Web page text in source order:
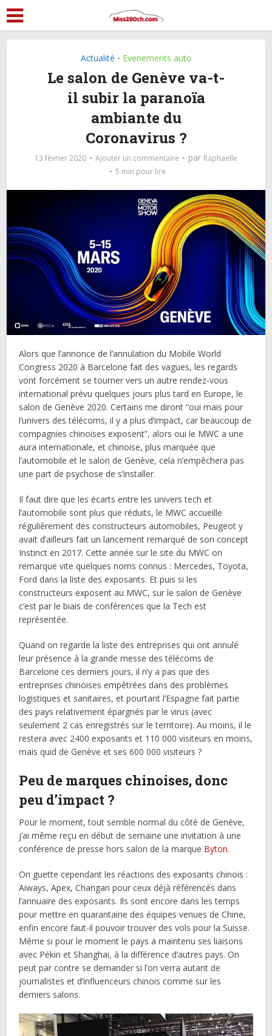
Actualité • Evenements auto
Le salon de Genève va-t-
il subir la paranoïa
ambiante du
Coronavirus ?
13 février 2020 Ajouter un commentaire par Raphaelle
5 min pour lire
Alors que l’annonce de l’annulation du Mobile World
Congress 2020 à Barcelone fait des vagues, les regards
vont forcément se tourner vers un autre rendez-vous
international prévu quelques jours plus tard en Europe, le
salon de Genève 2020. Certains me diront “oui mais pour
l’univers des télécoms, il y a plus d’impact, car beaucoup de
compagnies chinoises exposent”, alors oui le MWC a une
aura internationale, et chinoise, plus marquée que
l’automobile et le salon de Genève, cela n’empêchera pas
une part de psychose de s’installer.
Il faut dire que les écarts entre les univers tech et
l’automobile sont plus que réduits, le MWC accueille
régulièrement des constructeurs automobiles, Peugeot y
avait d’ailleurs fait un lancement remarqué de son concept
Instinct en 2017. Cette année sur le site du MWC on
remarque vite quelques noms connus : Mercedes, Toyota,
Ford dans la liste des exposants. Et puis si les
constructeurs exposent au MWC, sur le salon de Genève
c’est par le biais de conférences que la Tech est
représentée.
Quand on regarde la liste des entreprises qui ont annulé
leur présence à la grande messe des télécoms de
Barcelone ces derniers jours, il n’y a pas que des
entreprises chinoises empêtrées dans des problèmes
logistiques et sanitaires, et pourtant l’Espagne fait partie
des pays relativement épargnés par le virus (avec
seulement 2 cas enregistrés sur le territoire). Au moins, il le
restera avec 2400 exposants et 110 000 visiteurs en moins,
mais quid de Genève et ses 600 000 visiteurs ?
Peu de marques chinoises, donc
peu d’impact ?
Pour le moment, tout semble normal du côté de Genève,
j’ai même reçu en début de semaine une invitation à une
conférence de presse hors salon de la marque Byton.
On guette cependant les réactions des exposants chinois :
Aiways, Apex, Changan pour ceux déjà référencés dans
l’annuaire des exposants. Ils sont encore dans les temps
pour mettre en quarantaine des équipes venues de Chine,
enfin encore faut-il pouvoir trouver des vols pour la Suisse.
Même si pour le moment le pays a maintenu ses liaisons
avec Pékin et Shanghai, à la différence d’autres pays. On
peut par contre se demander si l’on verra autant de
journalistes et d’influenceurs chinois comme sur les
derniers salons.